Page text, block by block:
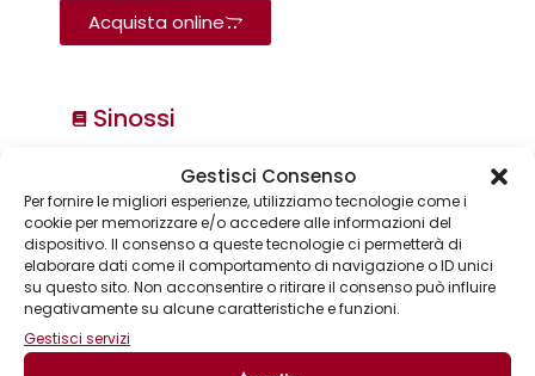
Gestisci Consenso
Per fornire le migliori esperienze, utilizziamo tecnologie come i
cookie per memorizzare e/o accedere alle informazioni del
dispositivo. Il consenso a queste tecnologie ci permetterà di
elaborare dati come il comportamento di navigazione o ID unici
su questo sito. Non acconsentire o ritirare il consenso può influire
negativamente su alcune caratteristiche e funzioni.
Gestisci servizi
Acquista online
Sinossi
Collane
Annuari & Guide
Astronomia & dintorni
Bear Grylls adventures
Biblioteca delle arti
Biblioteca gastronomica
Cinema e miti
Crimen